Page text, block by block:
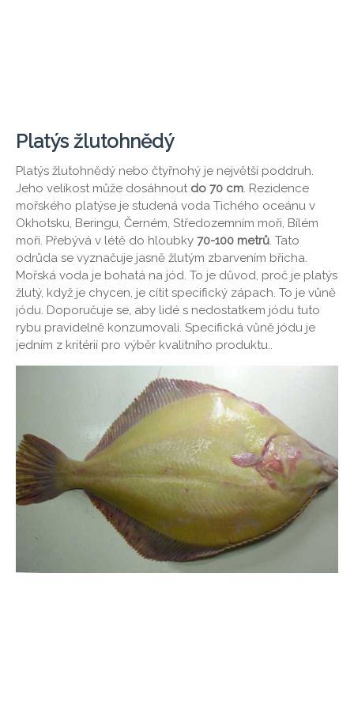
Platýs žlutohnědý
Platýs žlutohnědý nebo čtyřnohý je největší poddruh.
Jeho velikost může dosáhnout do 70 cm . Rezidence
mořského platýse je studená voda Tichého oceánu v
Okhotsku, Beringu, Černém, Středozemním moři, Bílém
moři. Přebývá v létě do hloubky 70-100 metrů . Tato
odrůda se vyznačuje jasně žlutým zbarvením břicha.
Mořská voda je bohatá na jód. To je důvod, proč je platýs
žlutý, když je chycen, je cítit specifický zápach. To je vůně
jódu. Doporučuje se, aby lidé s nedostatkem jódu tuto
rybu pravidelně konzumovali. Specifická vůně jódu je
jedním z kritérií pro výběr kvalitního produktu..